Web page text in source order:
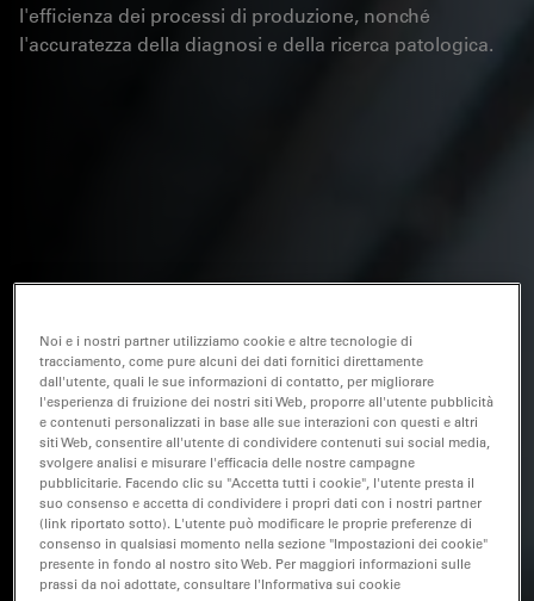
l'efficienza dei processi di produzione, nonché
l'accuratezza della diagnosi e della ricerca patologica.
Noi e i nostri partner utilizziamo cookie e altre tecnologie di
tracciamento, come pure alcuni dei dati fornitici direttamente
dall'utente, quali le sue informazioni di contatto, per migliorare
l'esperienza di fruizione dei nostri siti Web, proporre all'utente pubblicità
e contenuti personalizzati in base alle sue interazioni con questi e altri
siti Web, consentire all'utente di condividere contenuti sui social media,
svolgere analisi e misurare l'efficacia delle nostre campagne
pubblicitarie. Facendo clic su "Accetta tutti i cookie", l'utente presta il
suo consenso e accetta di condividere i propri dati con i nostri partner
(link riportato sotto). L'utente può modificare le proprie preferenze di
consenso in qualsiasi momento nella sezione "Impostazioni dei cookie"
presente in fondo al nostro sito Web. Per maggiori informazioni sulle
prassi da noi adottate, consultare l'Informativa sui cookie